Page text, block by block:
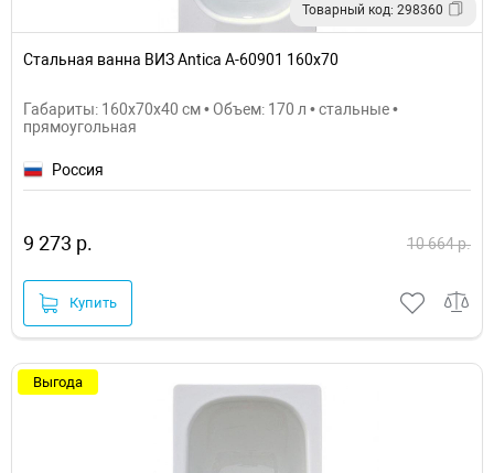
Товарный код: 298360
Стальная ванна ВИЗ Antica А-60901 160х70
Габариты: 160x70x40 см • Объем: 170 л • стальные •
прямоугольная
Россия
9 273 р. 10 664 р.
Купить
Выгода